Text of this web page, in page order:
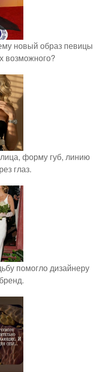
новый образ певицы
возможного?
форму губ, линию
глаз.
помогло дизайнеру